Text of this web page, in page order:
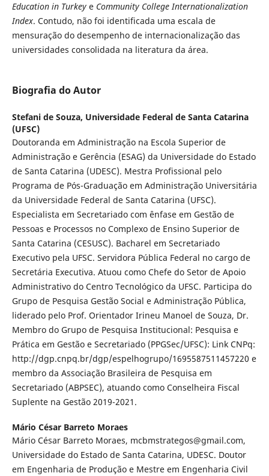
Education in Turkeye Community College Internationalization
Index. Contudo, não foi identificada uma escala de
mensuração do desempenho de internacionalização das
universidades consolidada na literatura da área.
Biografia do Autor
Stefani de Souza, Universidade Federal de Santa Catarina
(UFSC)
Doutoranda em Administração na Escola Superior de
Administração e Gerência (ESAG) da Universidade do Estado
de Santa Catarina (UDESC). Mestra Profissional pelo
Programa de Pós-Graduação em Administração Universitária
da Universidade Federal de Santa Catarina (UFSC).
Especialista em Secretariado com ênfase em Gestão de
Pessoas e Processos no Complexo de Ensino Superior de
Santa Catarina (CESUSC). Bacharel em Secretariado
Executivo pela UFSC. Servidora Pública Federal no cargo de
Secretária Executiva. Atuou como Chefe do Setor de Apoio
Administrativo do Centro Tecnológico da UFSC. Participa do
Grupo de Pesquisa Gestão Social e Administração Pública,
liderado pelo Prof. Orientador Irineu Manoel de Souza, Dr.
Membro do Grupo de Pesquisa Institucional: Pesquisa e
Prática em Gestão e Secretariado (PPGSec/UFSC): Link CNPq:
http://dgp.cnpq.br/dgp/espelhogrupo/1695587511457220 e
membro da Associação Brasileira de Pesquisa em
Secretariado (ABPSEC), atuando como Conselheira Fiscal
Suplente na Gestão 2019-2021.
Mário César Barreto Moraes
Mário César Barreto Moraes, mcbmstrategos@gmail.com,
Universidade do Estado de Santa Catarina, UDESC. Doutor
em Engenharia de Produção e Mestre em Engenharia Civil